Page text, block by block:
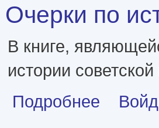
Очерки по
В книге,
истории
Подробнее о Очерки по